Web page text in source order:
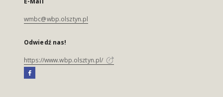
wmbc@wbp.olsztyn.pl
Odwiedź nas!
https://www.wbp.olsztyn.pl/